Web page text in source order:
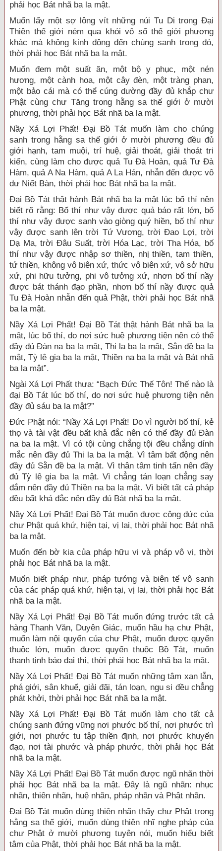
phải học Bát nhã ba la mật.
Muốn lấy một sợ lông vít những núi Tu Di trong Đại
Thiên thế giới ném qua khỏi vô số thế giới phương
khác mà không kinh động đến chúng sanh trong đó,
thời phải học Bát nhã ba la mật.
Muốn đem một suất ăn, một bộ y phục, một nén
hương, một cành hoa, một cây đèn, một tràng phan,
một bảo cái mà có thể cúng dường đầy đủ khắp chư
Phật cùng chư Tăng trong hằng sa thế giới ở mười
phương, thời phải học Bát nhã ba la mật.
Nầy Xá Lợi Phất! Đại Bồ Tát muốn làm cho chúng
sanh trong hằng sa thế giới ở mười phương đều đủ
giới hạnh, tam muội, trí huệ, giải thoát, giải thoát tri
kiến, cùng làm cho được quả Tu Đà Hoàn, quả Tư Đà
Hàm, quả A Na Hàm, quả A La Hán, nhẫn đến được vô
dư Niết Bàn, thời phải học Bát nhã ba la mật.
Đại Bồ Tát thật hành Bát nhã ba la mật lúc bố thí nên
biết rõ rằng: Bố thí như vậy được quả báo rất lớn, bố
thí như vậy được sanh vào giòng quý hiền, bố thí như
vậy được sanh lên trời Tứ Vương, trời Đao Lợi, trời
Dạ Ma, trời Đâu Suất, trời Hóa Lạc, trời Tha Hóa, bố
thí như vậy được nhập sơ thiền, nhị thiền, tam thiền,
tứ thiền, không vô biên xứ, thức vô biên xứ, vô sở hữu
xứ, phi hữu tưởng, phi vô tưởng xứ, nhơn bố thí nầy
được bát thánh đạo phần, nhơn bố thí nầy được quả
Tu Đà Hoàn nhẫn đến quả Phật, thời phải học Bát nhã
ba la mật.
Nầy Xá Lợi Phất! Đại Bồ Tát thật hành Bát nhã ba la
mật, lúc bố thí, do nơi sức huệ phương tiện nên có thể
đầy đủ Đàn na ba la mật, Thi la ba la mật, Sằn đề ba la
mật, Tỳ lê gia ba la mật, Thiền na ba la mật và Bát nhã
ba la mật”.
Ngài Xá Lợi Phất thưa: “Bạch Đức Thế Tôn! Thế nào là
đại Bồ Tát lúc bố thí, do nơi sức huệ phương tiện nên
đầy đủ sáu ba la mật?”
Đức Phật nói: “Nầy Xá Lợi Phất! Do vì người bố thí, kẻ
thọ và tài vật đều bất khả đắc nên có thể đầy đủ Đàn
na ba la mật. Vì có tội cùng chẳng tội đều chẳng dính
mắc nên đầy đủ Thi la ba la mật. Vì tâm bất động nên
đầy đủ Sằn đề ba la mật. Vì thân tâm tinh tấn nên đầy
đủ Tỳ lê gia ba la mật. Vì chẳng tán loạn chẳng say
đắm nên đầy đủ Thiền na ba la mật. Vì biết tất cả pháp
đều bất khả đắc nên đầy đủ Bát nhã ba la mật.
Nầy Xá Lợi Phất! Đại Bồ Tát muốn được công đức của
chư Phật quá khứ, hiện tại, vị lai, thời phải học Bát nhã
ba la mật.
Muốn đến bờ kia của pháp hữu vi và pháp vô vi, thời
phải học Bát nhã ba la mật.
Muốn biết pháp như, pháp tướng và biên tế vô sanh
của các pháp quá khứ, hiện tại, vị lai, thời phải học Bát
nhã ba la mật.
Nầy Xá Lợi Phất! Đại Bồ Tát muốn đứng trước tất cả
hàng Thanh Văn, Duyên Giác, muốn hầu hạ chư Phật,
muốn làm nội quyến của chư Phật, muốn được quyến
thuộc lớn, muốn được quyến thuộc Bồ Tát, muốn
thanh tịnh báo đại thí, thời phải học Bát nhã ba la mật.
Nầy Xá Lợi Phất! Đại Bồ Tát muốn những tâm xan lẫn,
phá giới, sân khuể, giải đãi, tán loạn, ngu si đều chẳng
phát khởi, thời phải học Bát nhã ba la mật.
Nầy Xá Lợi Phất! Đại Bồ Tát muốn làm cho tất cả
chúng sanh đứng vững nơi phước bố thí, nơi phước trì
giới, nơi phước tu tập thiền định, nơi phước khuyến
đạo, nơi tài phước và pháp phước, thời phải học Bát
nhã ba la mật.
Nầy Xá Lợi Phất! Đại Bồ Tát muốn được ngũ nhãn thời
phải học Bát nhã ba la mật. Đây là ngũ nhãn: nhục
nhãn, thiên nhãn, huệ nhãn, pháp nhãn và Phật nhãn.
Đại Bồ Tát muốn dùng thiên nhãn thấy chư Phật trong
hằng sa thế giới, muốn dùng thiên nhĩ nghe pháp của
chư Phật ở mười phương tuyên nói, muốn hiểu biết
tâm của Phật, thời phải học Bát nhã ba la mật.